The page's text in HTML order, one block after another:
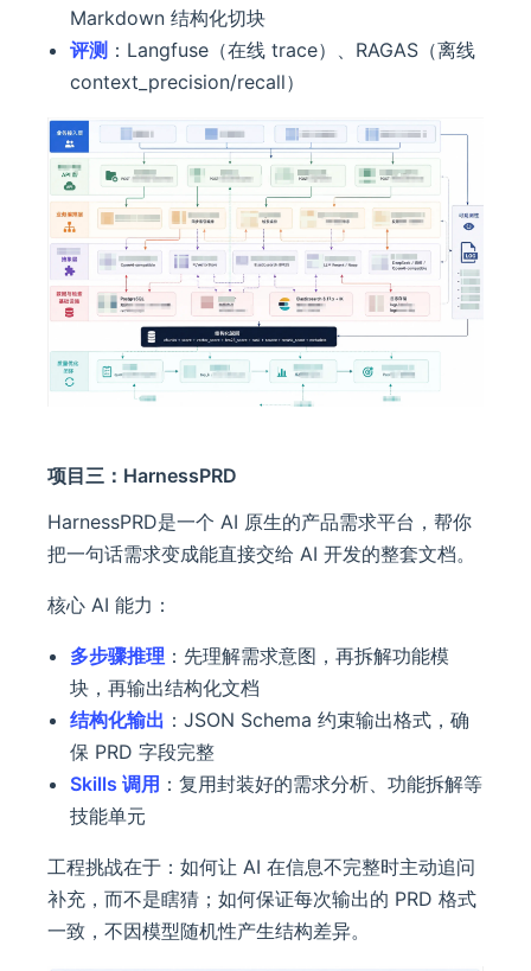
Markdown 结构化切块
评测 ：Langfuse（在线 trace）、RAGAS（离线
context_precision/recall）
项目三：HarnessPRD
HarnessPRD是一个 AI 原生的产品需求平台，帮你
把一句话需求变成能直接交给 AI 开发的整套文档。
核心 AI 能力：
多步骤推理 ：先理解需求意图，再拆解功能模
块，再输出结构化文档
结构化输出 ：JSON Schema 约束输出格式，确
保 PRD 字段完整
Skills 调用 ：复用封装好的需求分析、功能拆解等
技能单元
工程挑战在于：如何让 AI 在信息不完整时主动追问
补充，而不是瞎猜；如何保证每次输出的 PRD 格式
一致，不因模型随机性产生结构差异。